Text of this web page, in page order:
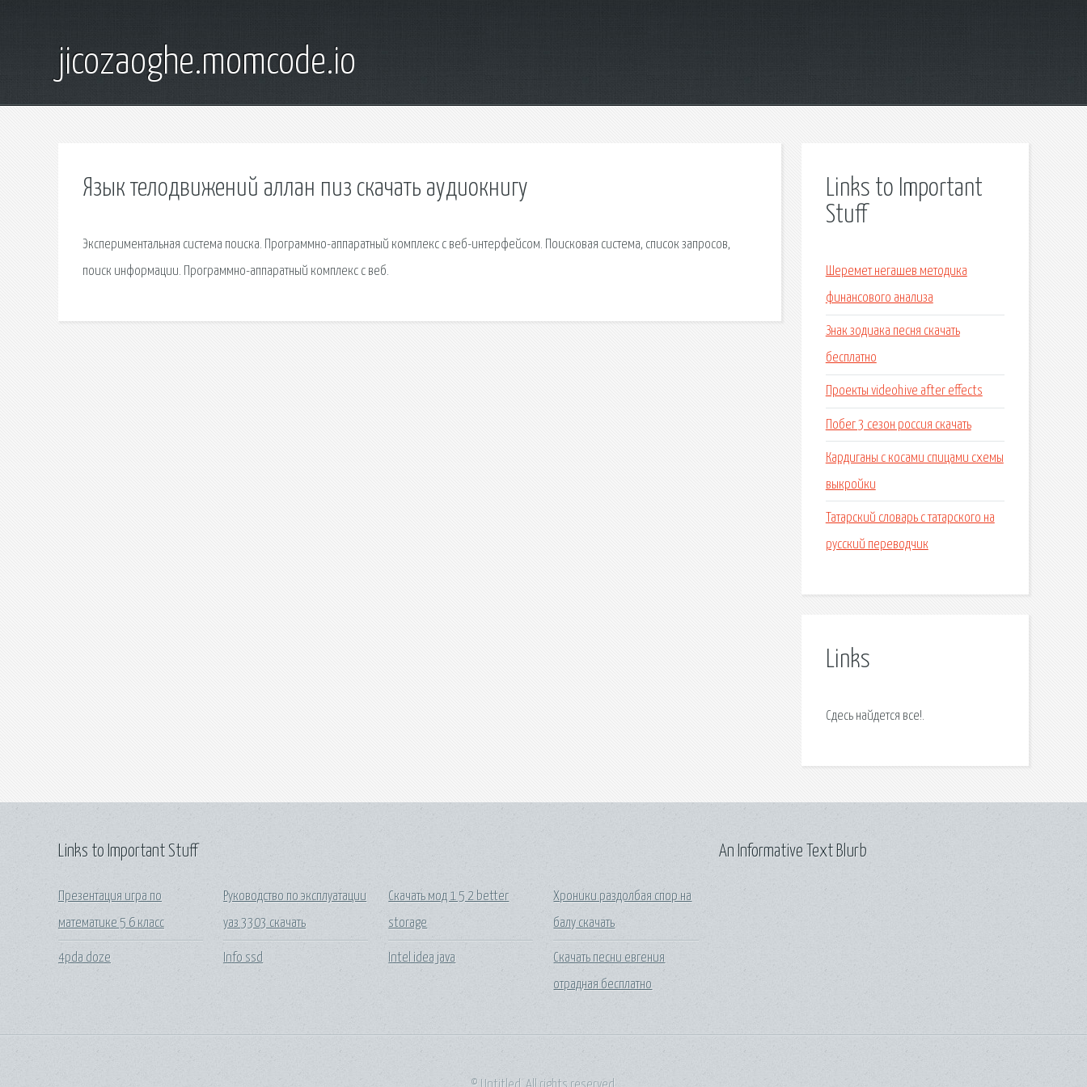
jicozaoghe.momcode.io
Язык телодвижений аллан пиз скачать аудиокнигу
Экспериментальная система поиска. Программно-аппаратный комплекс с веб-интерфейсом. Поисковая сиcтема, список запросов,
поиск информации. Программно-аппаратный комплекс с веб.
Links to Important
Stuff
Шеремет негашев методика
финансового анализа
Знак зодиака песня скачать
бесплатно
Проекты videohive after effects
Побег 3 сезон россия скачать
Кардиганы с косами спицами схемы
выкройки
Татарский словарь с татарского на
русский переводчик
Links
Сдесь найдется все!.
Links to Important Stuff
Презентация игра по
математике 5 6 класс
4pda doze
Руководство по эксплуатации
уаз 3303 скачать
Info ssd
Скачать мод 1 5 2 better
storage
Intel idea java
Хроники раздолбая спор на
балу скачать
Скачать песни евгения
отрадная бесплатно
An Informative Text Blurb